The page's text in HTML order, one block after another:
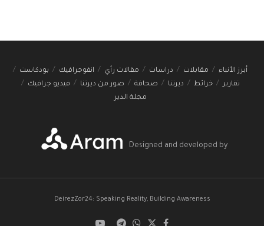
أبرز الأنباء مقابلات دراسات مقالات رأي انفوجرافيك
بودكاست
تقارير
خرائط ديرتنا صحافة صور من ديرتنا
فيديو جرافيك
مجلة الدير
Designed and developed by
DeirezZor24: Speaking Reality, Building Awareness